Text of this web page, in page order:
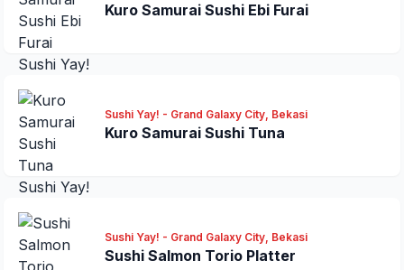
Kuro Samurai Sushi Ebi Furai
Sushi Yay! - Grand Galaxy City, Bekasi
Kuro Samurai Sushi Tuna
Sushi Yay! - Grand Galaxy City, Bekasi
Sushi Salmon Torio Platter